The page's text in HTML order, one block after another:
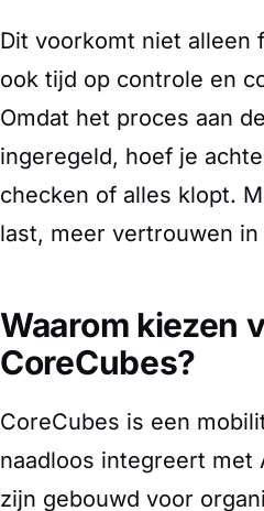
Dit voorkomt niet alleen
ook tijd op controle en
Omdat het proces aan
ingeregeld, hoef je
checken of alles klopt.
last, meer vertrouwen in
Waarom kiezen
CoreCubes?
CoreCubes is een
naadloos integreert met
zijn gebouwd voor